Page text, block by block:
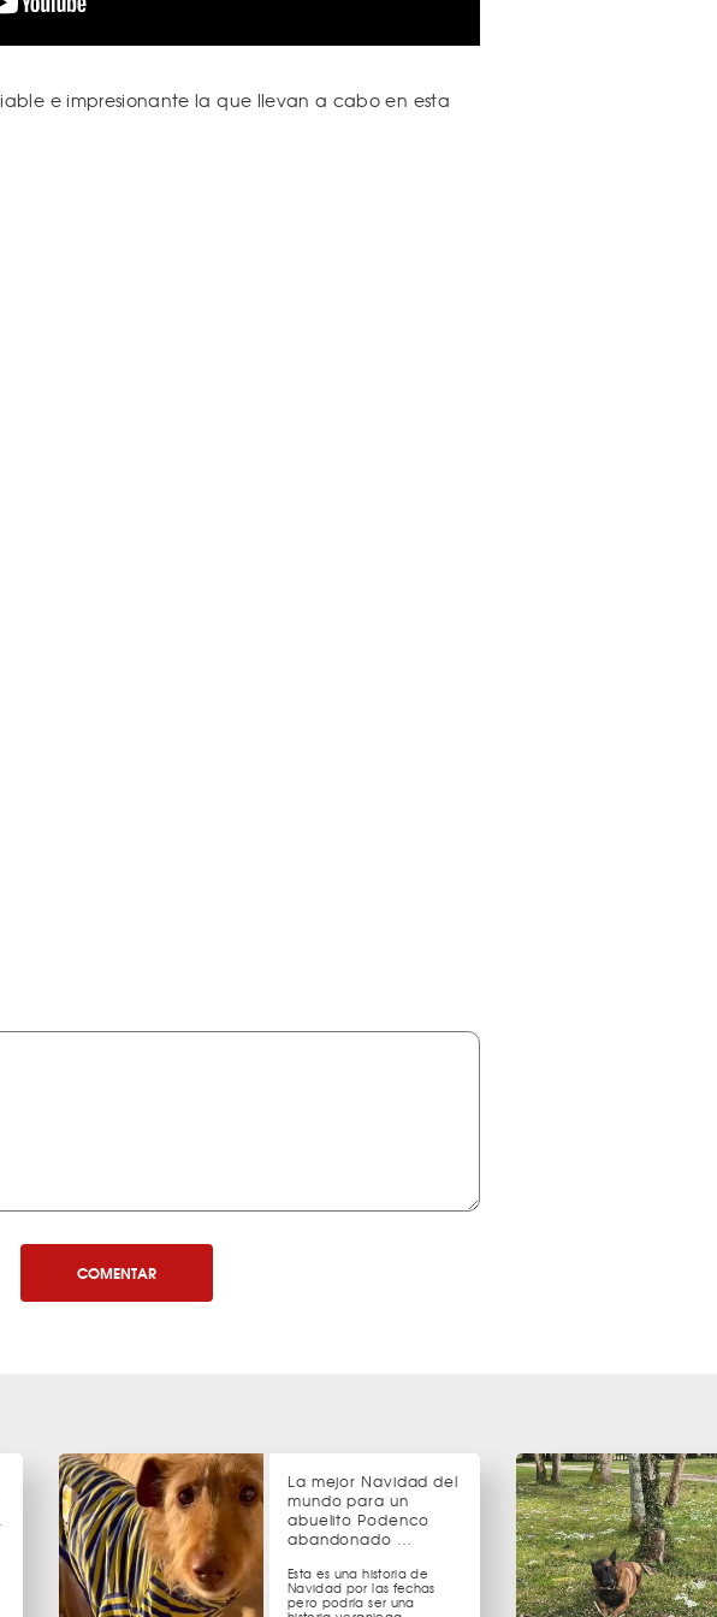
e impresionante la que llevan a cabo en esta
COMENTAR
La mejor Navidad del
mundo para un
abuelito Podenco
abandonado …
Esta es una historia de
Navidad por las fechas
pero podría ser una